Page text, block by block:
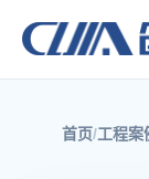
首页 工程案